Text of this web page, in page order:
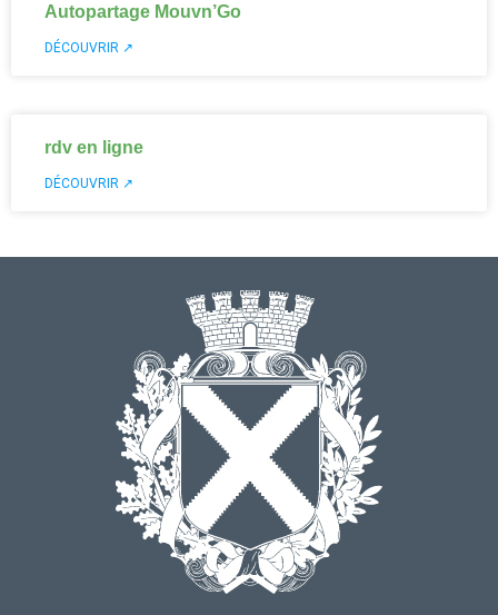
Autopartage Mouvn’Go
DÉCOUVRIR ↗
rdv en ligne
DÉCOUVRIR ↗